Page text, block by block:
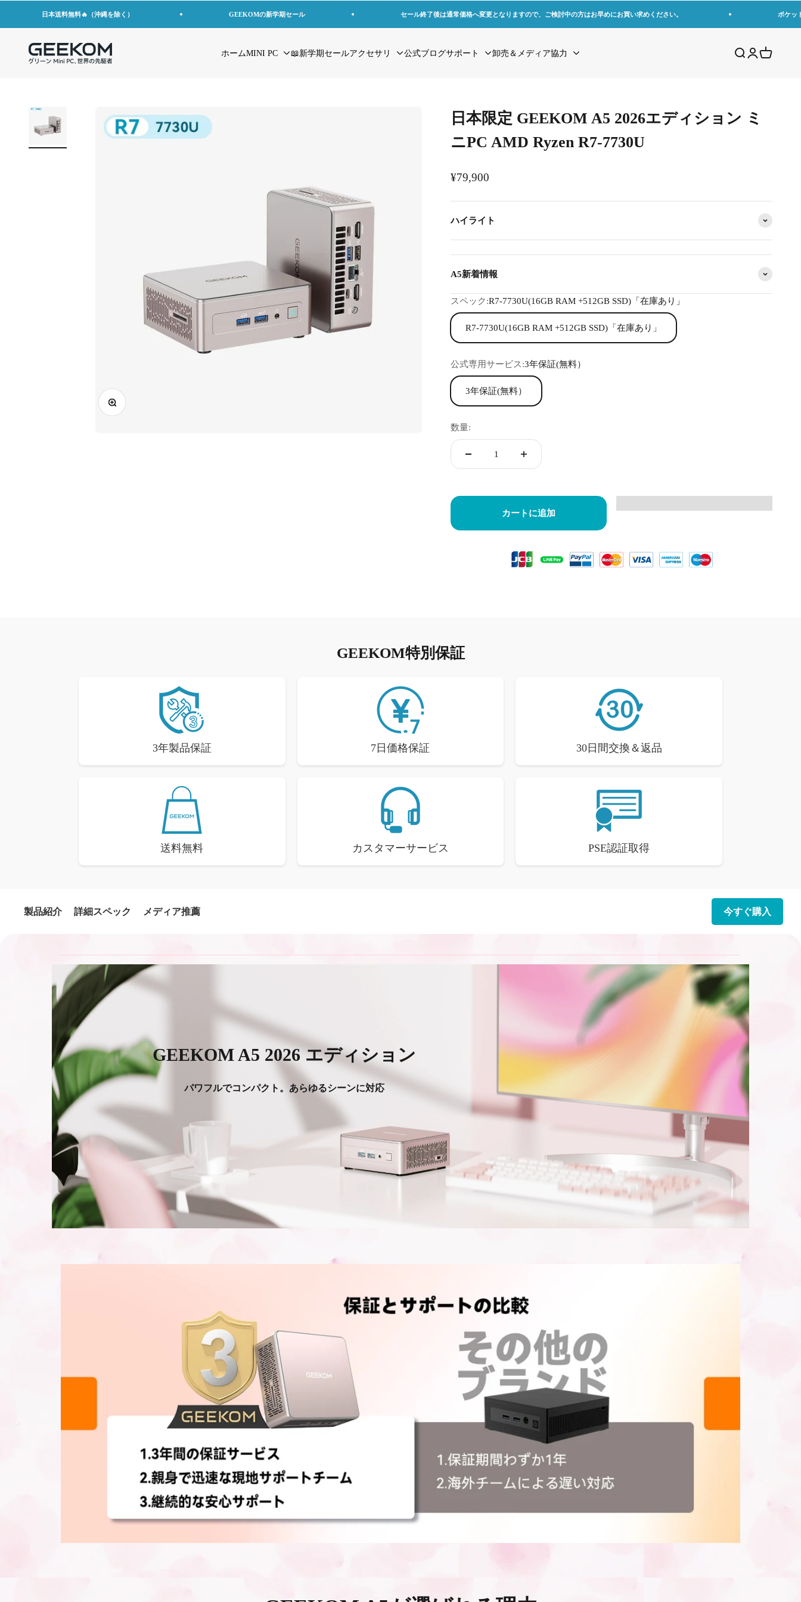
日本送料無料🔥（沖縄を除く） GEEKOMの新学期セール セール終了後は通常価格へ変更となりますので、ご検討中の方はお早めにお買い求めください。 ポケッ
ホームMINI PC 📖新学期セールアクセサリ 公式ブログサポート 卸売＆メディア協力
GEEKOM JP 検索を開く
アカウント
カートを
ズームイン
日本限定 GEEKOM A5 2026エディション ミ
ニPC AMD Ryzen R7-7730U
セール価格
¥79,900
ハイライト
A5新着情報
スペック:R7-7730U(16GB RAM +512GB SSD)「在庫あり」
R7-7730U(16GB RAM +512GB SSD)「在庫あり」
公式専用サービス:3年保証(無料）
3年保証(無料）
数量:
カートに追加
GEEKOM特別保証
3年製品保証 7日価格保証 30日間交換＆返品
送料無料 カスタマーサービス PSE認証取得
製品紹介 詳細スペック メディア推薦 今すぐ購入
GEEKOM A5 2026 エディション
パワフルでコンパクト。あらゆるシーンに対応